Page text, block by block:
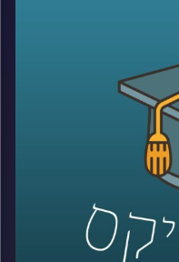
הם הגורמים
של האמריקאים
יותר ומתי
לפי פילוח של
מפלגתית